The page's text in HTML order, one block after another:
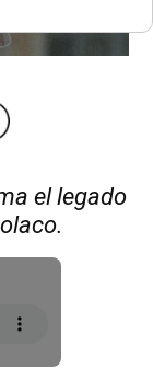
el legado